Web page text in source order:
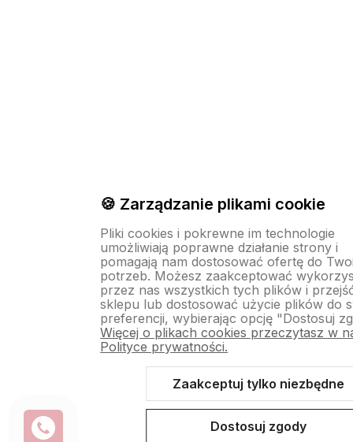
🍪 Zarządzanie plikami cookie
Pliki cookies i pokrewne im technologie
umożliwiają poprawne działanie strony i
pomagają nam dostosować ofertę do
potrzeb. Możesz zaakceptować
przez nas wszystkich tych plików i
sklepu lub dostosować użycie plików do
preferencji, wybierając opcję "Dostosuj
Więcej o plikach cookies przeczytasz w
Polityce prywatności.
Zaakceptuj tylko niezbędne
Dostosuj zgody